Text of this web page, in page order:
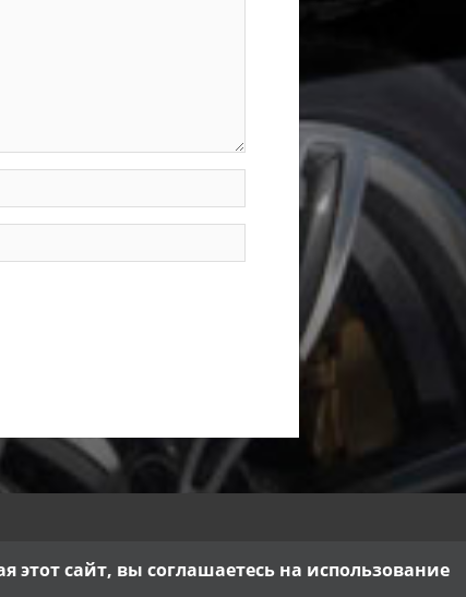
сайт, вы соглашаетесь на использование